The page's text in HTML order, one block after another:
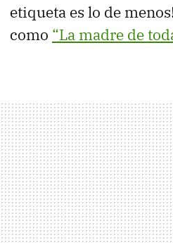
etiqueta es lo de
como “La madre de